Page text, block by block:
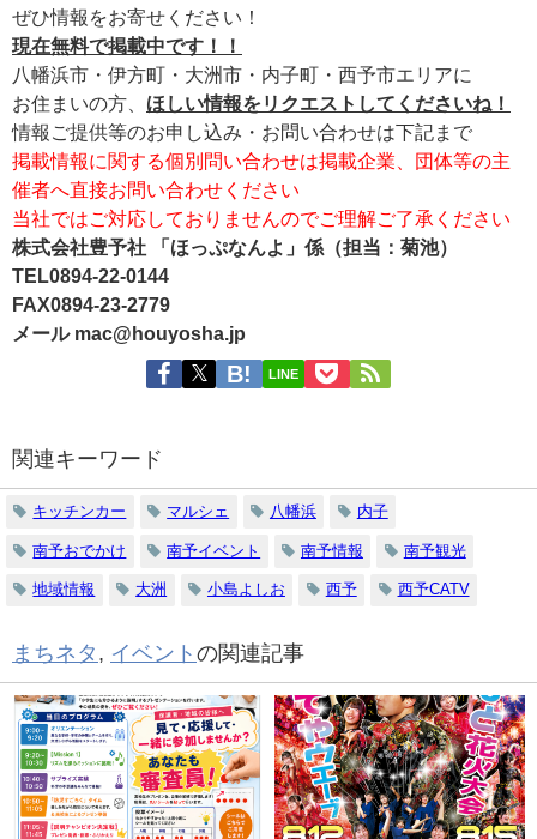
ぜひ情報をお寄せください！
現在無料で掲載中です！！
八幡浜市・伊方町・大洲市・内子町・西予市エリアに
お住まいの方、 ほしい情報をリクエストしてくださいね！
情報ご提供等のお申し込み・お問い合わせは下記まで
掲載情報に関する個別問い合わせは掲載企業、団体等の主
催者へ直接お問い合わせください
当社ではご対応しておりませんのでご理解ご了承ください
株式会社豊予社 「ほっぷなんよ」係（担当：菊池）
TEL0894-22-0144
FAX0894-23-2779
メール mac@houyosha.jp
LINE
関連キーワード
キッチンカー マルシェ 八幡浜 内子
南予おでかけ 南予イベント 南予情報 南予観光
地域情報 大洲 小島よしお 西予 西予CATV
まちネタ , イベント の関連記事